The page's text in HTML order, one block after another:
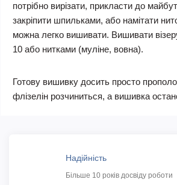
потрібно вирізати, прикласти до
закріпити шпильками, або намітати
можна легко вишивати. Вишивати
10 або нитками (муліне, вовна).
Готову вишивку досить просто
флізелін розчиниться, а вишивка
Надійність
Більше 10 років досвіду роботи